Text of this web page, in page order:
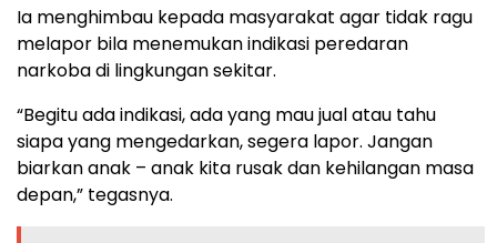
Ia menghimbau kepada masyarakat agar tidak ragu
melapor bila menemukan indikasi peredaran
narkoba di lingkungan sekitar.
“Begitu ada indikasi, ada yang mau jual atau tahu
siapa yang mengedarkan, segera lapor. Jangan
biarkan anak – anak kita rusak dan kehilangan masa
depan,” tegasnya.